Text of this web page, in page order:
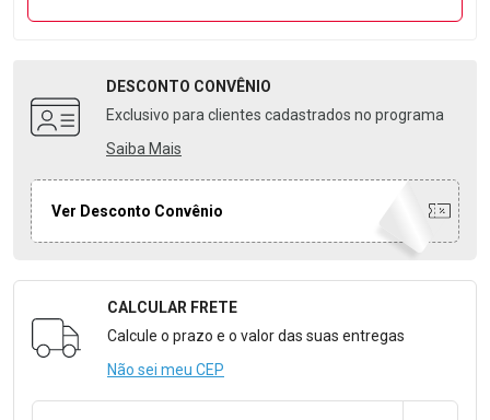
DESCONTO CONVÊNIO
Exclusivo para clientes cadastrados no programa
Saiba Mais
Ver Desconto Convênio
Formulário para Calcular o Frete
CALCULAR FRETE
Calcule o prazo e o valor das suas entregas
Não sei meu CEP